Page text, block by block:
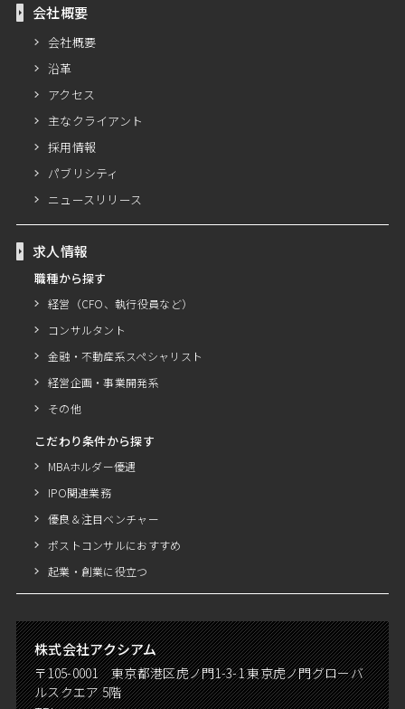
会社概要
会社概要
沿革
アクセス
主なクライアント
採用情報
パブリシティ
ニュースリリース
求人情報
職種から探す
経営（CFO、執行役員など）
コンサルタント
金融・不動産系スペシャリスト
経営企画・事業開発系
その他
こだわり条件から探す
MBAホルダー優遇
IPO関連業務
優良＆注目ベンチャー
ポストコンサルにおすすめ
起業・創業に役立つ
株式会社アクシアム
〒105-0001 東京都港区虎ノ門1-3-1 東京虎ノ門グローバ
ルスクエア 5階